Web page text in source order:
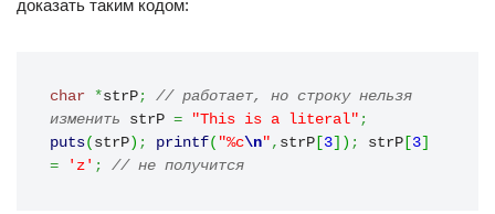
доказать таким кодом:
char *strP;
// работает, но строку нельзя
изменить strP = "This is a literal" ;
puts( strP ) ; printf( "%c\n" , strP 3 ) ; strP 3
=
'z' ; // не получится